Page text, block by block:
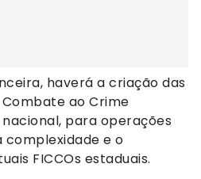
haverá a criação das
ao Crime
para operações
e o
FICCOs estaduais.